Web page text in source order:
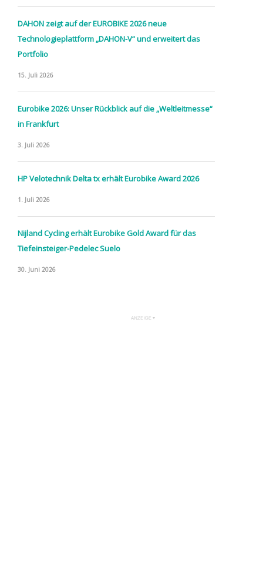
DAHON zeigt auf der EUROBIKE 2026 neue
Technologieplattform „DAHON-V“ und erweitert das
Portfolio
15. Juli 2026
Eurobike 2026: Unser Rückblick auf die „Weltleitmesse“
in Frankfurt
3. Juli 2026
HP Velotechnik Delta tx erhält Eurobike Award 2026
1. Juli 2026
Nijland Cycling erhält Eurobike Gold Award für das
Tiefeinsteiger-Pedelec Suelo
30. Juni 2026